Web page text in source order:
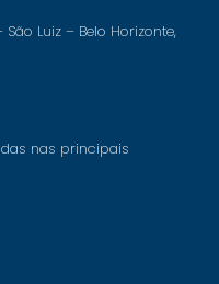
Luiz – Belo Horizonte,
nas principais